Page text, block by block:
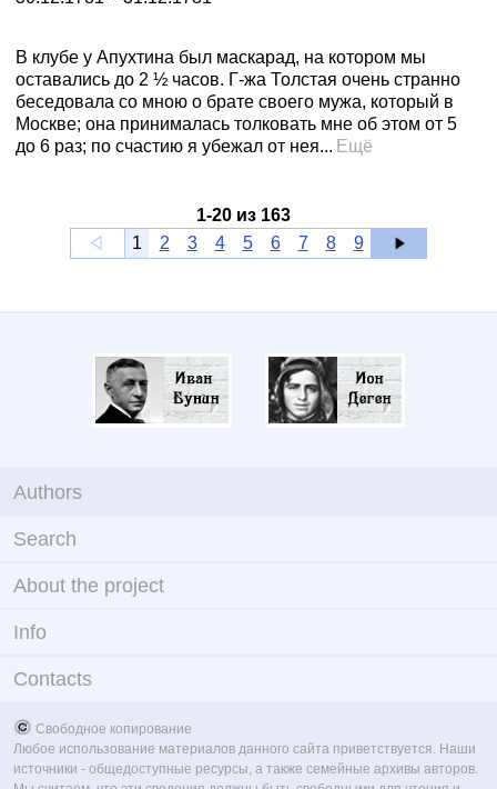
В клубе у Апухтина был маскарад, на котором мы
оставались до 2 ½ часов. Г-жа Толстая очень стран­но
беседовала со мною о брате своего мужа, который в
Москве; она принималась толковать мне об этом от 5
до 6 раз; по счастию я убежал от нея... Ещё
1-20из 163
1
2 3 4 5 6 7 8 9
Authors
Search
About the project
Info
Contacts
Свободное копирование
Любое использование материалов данного сайта приветствуется. Наши
источники - общедоступные ресурсы, а также семейные архивы авторов.